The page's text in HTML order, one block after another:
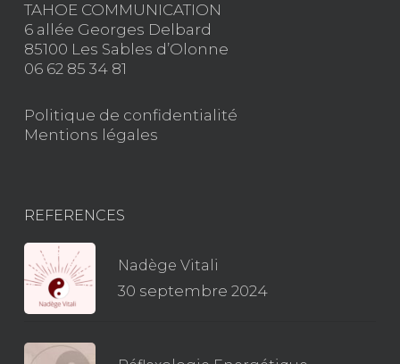
TAHOE COMMUNICATION
6 allée Georges Delbard
85100 Les Sables d’Olonne
06 62 85 34 81
Politique de confidentialité
Mentions légales
REFERENCES
Nadège Vitali
30 septembre 2024